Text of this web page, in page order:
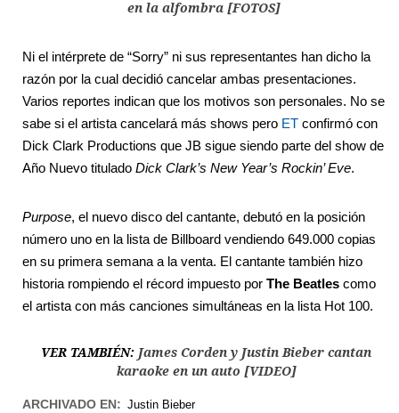
en la alfombra [FOTOS]
Ni el intérprete de “Sorry” ni sus representantes han dicho la
razón por la cual decidió cancelar ambas presentaciones.
Varios reportes indican que los motivos son personales. No se
sabe si el artista cancelará más shows pero ET confirmó con
Dick Clark Productions que JB sigue siendo parte del show de
Año Nuevo titulado Dick Clark’s New Year’s Rockin’ Eve.
Purpose, el nuevo disco del cantante, debutó en la posición
número uno en la lista de Billboard vendiendo 649.000 copias
en su primera semana a la venta. El cantante también hizo
historia rompiendo el récord impuesto por The Beatles como
el artista con más canciones simultáneas en la lista Hot 100.
VER TAMBIÉN: James Corden y Justin Bieber cantan
karaoke en un auto [VIDEO]
ARCHIVADO EN: Justin Bieber